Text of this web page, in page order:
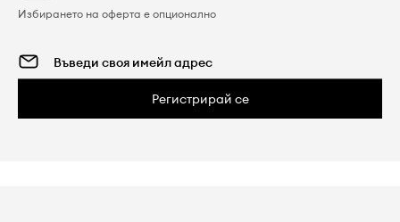
Избирането на оферта е опционално
Регистрирай се